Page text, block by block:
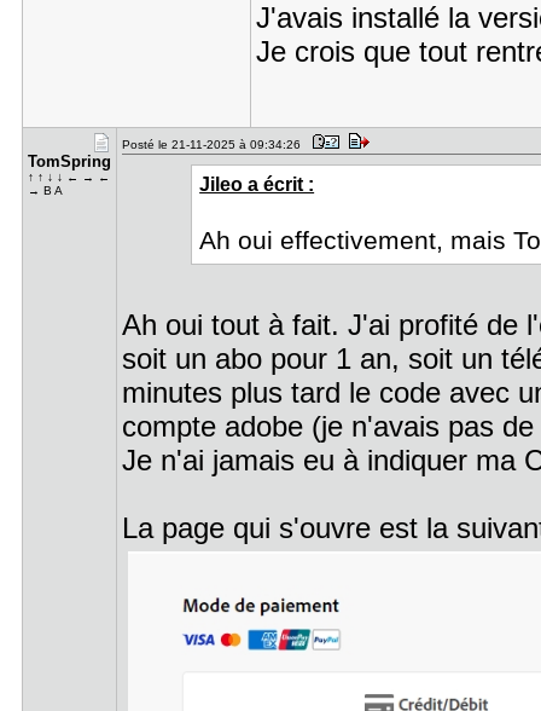
J'avais installé la
Je crois que tout
TomSpring
↑ ↑ ↓ ↓ ← → ←
→ B A
Posté le 21-11-2025 à 09:34:26
Jileo a écrit :
Ah oui effectivement, mais
Ah oui tout à fait. J'ai profité de
soit un abo pour 1 an, soit un
minutes plus tard le code avec
compte adobe (je n'avais pas
Je n'ai jamais eu à indiquer ma
La page qui s'ouvre est la